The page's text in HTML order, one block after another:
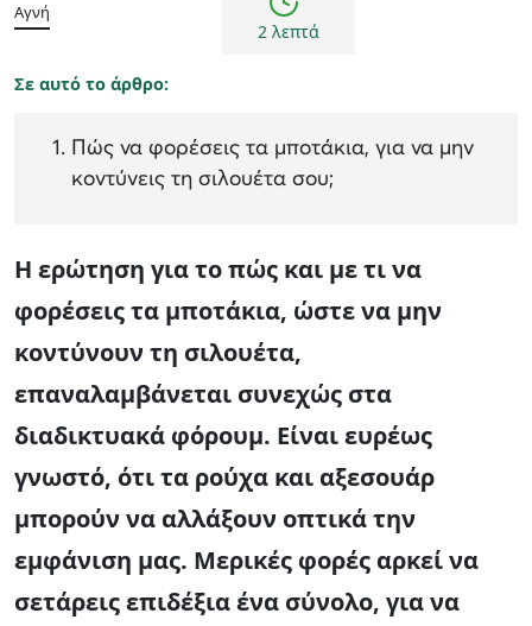
Αγνή
2 λεπτά
Σε αυτό το άρθρο:
Πώς να φορέσεις τα μποτάκια, για να μην
κοντύνεις τη σιλουέτα σου;
Η ερώτηση για το πώς και με τι να
φορέσεις τα μποτάκια, ώστε να μην
κοντύνουν τη σιλουέτα,
επαναλαμβάνεται συνεχώς στα
διαδικτυακά φόρουμ. Είναι ευρέως
γνωστό, ότι τα ρούχα και αξεσουάρ
μπορούν να αλλάξουν οπτικά την
εμφάνιση μας. Μερικές φορές αρκεί να
σετάρεις επιδέξια ένα σύνολο, για να